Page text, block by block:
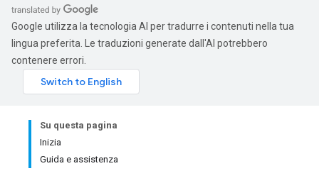
Google utilizza la tecnologia AI per tradurre i contenuti nella tua
lingua preferita. Le traduzioni generate dall'AI potrebbero
contenere errori.
Su questa pagina
Inizia
Guida e assistenza